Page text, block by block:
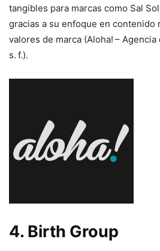
tangibles para marcas como Sal
gracias a su enfoque en contenido
valores de marca (Aloha! –
s. f.).
4. Birth Group